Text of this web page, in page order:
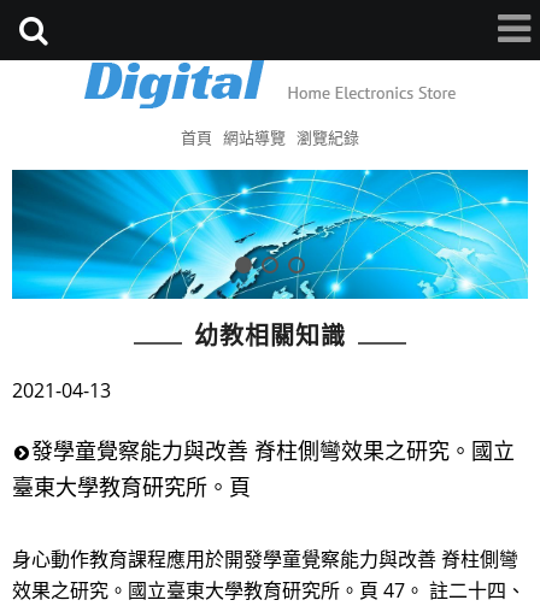
首頁 網站導覽 瀏覽紀錄
幼教相關知識
2021-04-13
發學童覺察能力與改善 脊柱側彎效果之研究。國立
臺東大學教育研究所。頁
身心動作教育課程應用於開發學童覺察能力與改善 脊柱側彎
效果之研究。國立臺東大學教育研究所。頁 47。 註二十四、